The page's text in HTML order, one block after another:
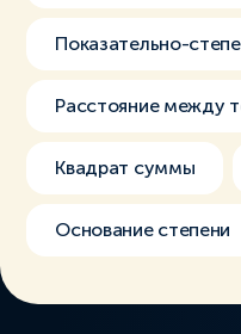
Показательно-
Расстояние между
Квадрат суммы
Основание степени